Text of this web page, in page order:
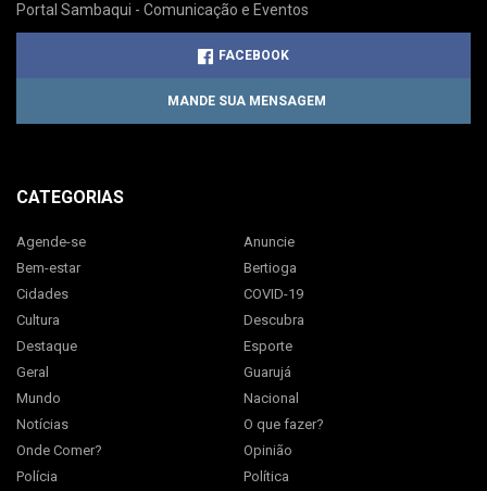
Portal Sambaqui - Comunicação e Eventos
FACEBOOK
MANDE SUA MENSAGEM
CATEGORIAS
Agende-se
Anuncie
Bem-estar
Bertioga
Cidades
COVID-19
Cultura
Descubra
Destaque
Esporte
Geral
Guarujá
Mundo
Nacional
Notícias
O que fazer?
Onde Comer?
Opinião
Polícia
Política